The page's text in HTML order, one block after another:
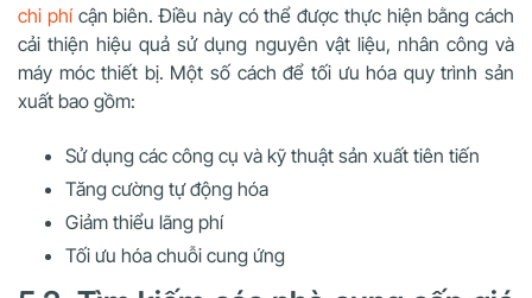
chi phícận biên. Điều này có thể được thực hiện bằng cách
cải thiện hiệu quả sử dụng nguyên vật liệu, nhân công và
máy móc thiết bị. Một số cách để tối ưu hóa quy trình sản
xuất bao gồm:
Sử dụng các công cụ và kỹ thuật sản xuất tiên tiến
Tăng cường tự động hóa
Giảm thiểu lãng phí
Tối ưu hóa chuỗi cung ứng